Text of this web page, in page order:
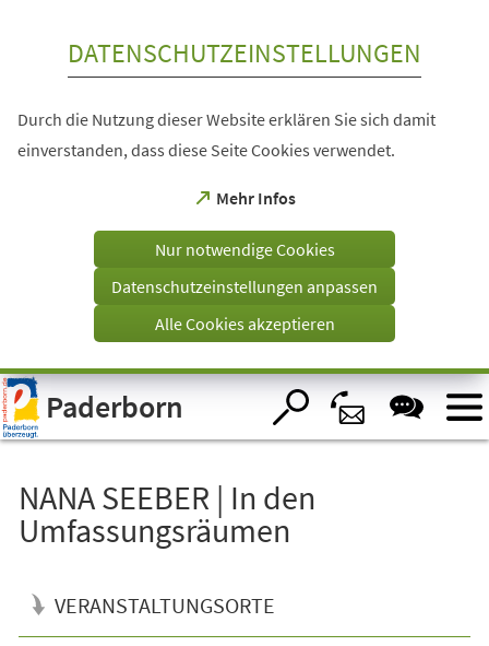
Visuelle
Assistenzsoftware
öffnen.
DATENSCHUTZEINSTELLUNGEN
Durch die Nutzung dieser Website erklären Sie sich damit
einverstanden, dass diese Seite Cookies verwendet.
Mehr Infos
(Öffnet
einem
Tab)
Nur notwendige Cookies
Datenschutzeinstellungen anpassen
Alle Cookies akzeptieren
Paderborn
NANA SEEBER | In den
Umfassungsräumen
VERANSTALTUNGSORTE